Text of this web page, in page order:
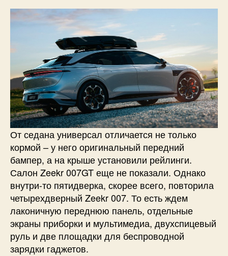
От седана универсал отличается не только
кормой – у него оригинальный передний
бампер, а на крыше установили рейлинги.
Салон Zeekr 007GT еще не показали. Однако
внутри-то пятидверка, скорее всего, повторила
четырехдверный Zeekr 007. То есть ждем
лаконичную переднюю панель, отдельные
экраны приборки и мультимедиа, двухспицевый
руль и две площадки для беспроводной
зарядки гаджетов.